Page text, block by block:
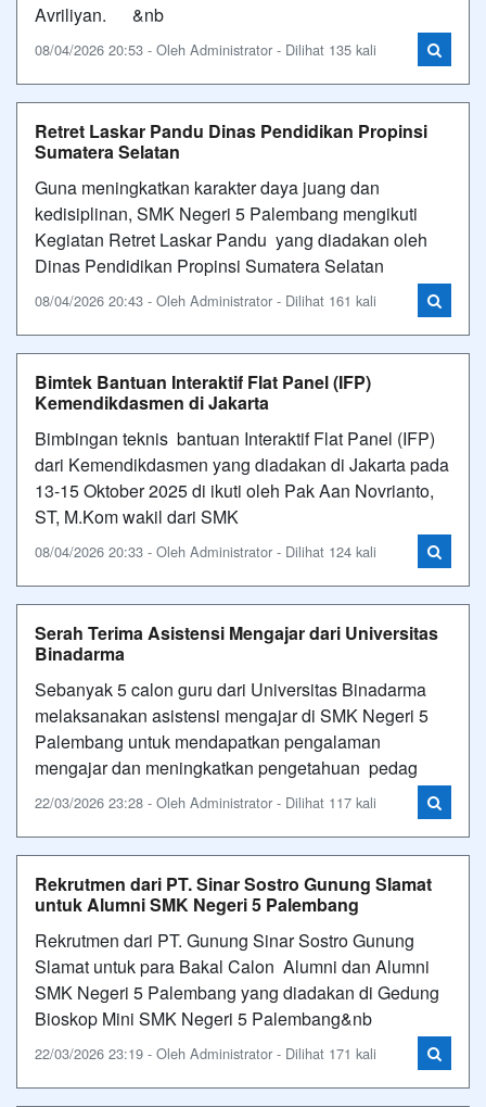
Avriliyan. &nb
08/04/2026 20:53 - Oleh Administrator - Dilihat 135 kali
Retret Laskar Pandu Dinas Pendidikan Propinsi
Sumatera Selatan
Guna meningkatkan karakter daya juang dan
kedisiplinan, SMK Negeri 5 Palembang mengikuti
Kegiatan Retret Laskar Pandu yang diadakan oleh
Dinas Pendidikan Propinsi Sumatera Selatan
08/04/2026 20:43 - Oleh Administrator - Dilihat 161 kali
Bimtek Bantuan Interaktif Flat Panel (IFP)
Kemendikdasmen di Jakarta
Bimbingan teknis bantuan Interaktif Flat Panel (IFP)
dari Kemendikdasmen yang diadakan di Jakarta pada
13-15 Oktober 2025 di ikuti oleh Pak Aan Novrianto,
ST, M.Kom wakil dari SMK
08/04/2026 20:33 - Oleh Administrator - Dilihat 124 kali
Serah Terima Asistensi Mengajar dari Universitas
Binadarma
Sebanyak 5 calon guru dari Universitas Binadarma
melaksanakan asistensi mengajar di SMK Negeri 5
Palembang untuk mendapatkan pengalaman
mengajar dan meningkatkan pengetahuan pedag
22/03/2026 23:28 - Oleh Administrator - Dilihat 117 kali
Rekrutmen dari PT. Sinar Sostro Gunung Slamat
untuk Alumni SMK Negeri 5 Palembang
Rekrutmen dari PT. Gunung Sinar Sostro Gunung
Slamat untuk para Bakal Calon Alumni dan Alumni
SMK Negeri 5 Palembang yang diadakan di Gedung
Bioskop Mini SMK Negeri 5 Palembang&nb
22/03/2026 23:19 - Oleh Administrator - Dilihat 171 kali